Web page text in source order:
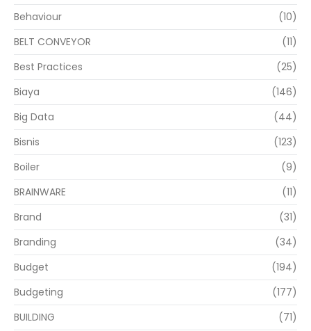
Behaviour
(10)
BELT CONVEYOR
(11)
Best Practices
(25)
Biaya
(146)
Big Data
(44)
Bisnis
(123)
Boiler
(9)
BRAINWARE
(11)
Brand
(31)
Branding
(34)
Budget
(194)
Budgeting
(177)
BUILDING
(71)